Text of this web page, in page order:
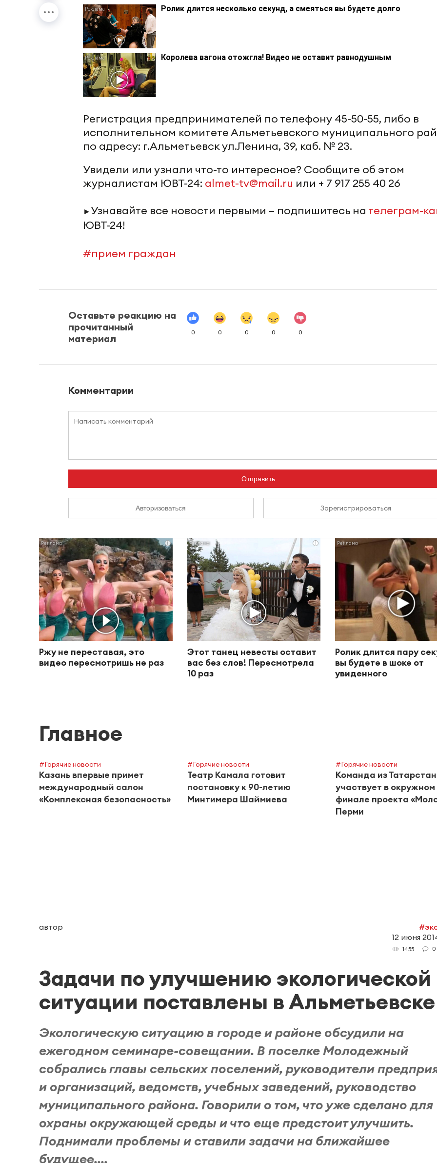
Ролик длится несколько секунд, а смеяться вы будете долго
Королева вагона отожгла! Видео не оставит равнодушным
Регистрация предпринимателей по телефону 45-50-55, либо в
исполнительном комитете Альметьевского муниципального
по адресу: г.Альметьевск ул.Ленина, 39, каб. № 23.
Увидели или узнали что-то интересное? Сообщите об этом
журналистам ЮВТ-24: almet-tv@mail.ru или + 7 917 255 40 26
► Узнавайте все новости первыми – подпишитесь на телеграм-
ЮВТ-24!
#прием граждан
Оставьте реакцию на
прочитанный
материал
0 0 0 0 0
Комментарии
Отправить
Авторизоваться Зарегистрироваться
i
Ржу не переставая, это
видео пересмотришь не раз
i
Этот танец невесты оставит
вас без слов! Пересмотрела
10 раз
Ролик длится пару
вы будете в шоке от
увиденного
Главное
#Горячие новости
Казань впервые примет
международный салон
«Комплексная безопасность»
#Горячие новости
Театр Камала готовит
постановку к 90-летию
Минтимера Шаймиева
#Горячие новости
Команда из
участвует в окружном
финале проекта
Перми
автор
12 июня
1455 0
Задачи по улучшению экологической
ситуации поставлены в Альметьевске
Экологическую ситуацию в городе и районе обсудили на
ежегодном семинаре-совещании. В поселке Молодежный
собрались главы сельских поселений, руководители
и организаций, ведомств, учебных заведений, руководство
муниципального района. Говорили о том, что уже сделано для
охраны окружающей среды и что еще предстоит улучшить.
Поднимали проблемы и ставили задачи на ближайшее
будущее....